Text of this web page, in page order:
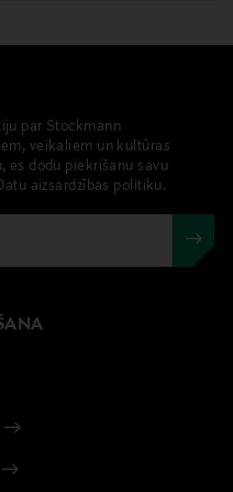
par Stockmann
veikaliem un kultūras
es dodu piekrišanu savu
aizsardzības politiku.